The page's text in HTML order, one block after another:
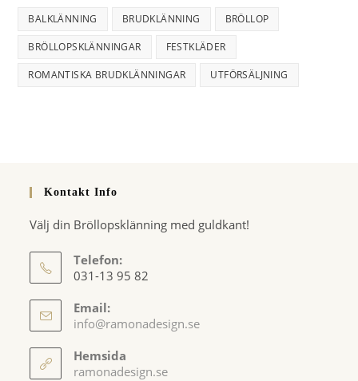
BALKLÄNNING BRUDKLÄNNING BRÖLLOP
BRÖLLOPSKLÄNNINGAR FESTKLÄDER
ROMANTISKA BRUDKLÄNNINGAR UTFÖRSÄLJNING
Kontakt Info
Välj din Bröllopsklänning med guldkant!
Telefon:
031-13 95 82
Email:
info@ramonadesign.seOpens
Hemsida
ramonadesign.se